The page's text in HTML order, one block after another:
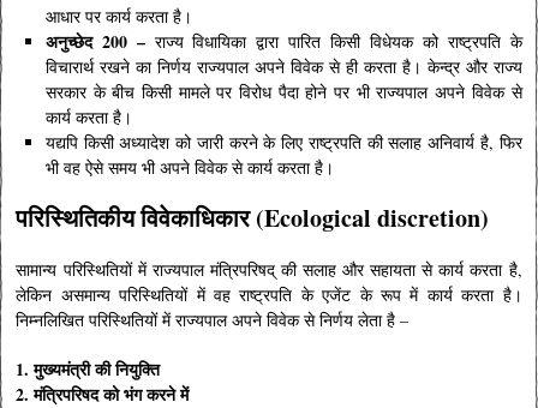
आधार पर कार्य करता है।
अनुच्छेद 200 –राज्य विधायिका द्वारा पारित किसी विधेयक को राष्ट्रपति के
विचारार्थ रखने का निर्णय राज्यपाल अपने विवेक से ही करता है। केन्द्र और राज्य
सरकार के बीच किसी मामले पर विरोध पैदा होने पर भी राज्यपाल अपने विवेक से
कार्य करता है।
यद्यपि किसी अध्यादेश को जारी करने के लिए राष्ट्रपति की सलाह अनिवार्य है, फिर
भी वह ऐसे समय भी अपने विवेक से कार्य करता है।
परिस्थितिकीय विवेकाधिकार (Ecological discretion)
सामान्य परिस्थितियों में राज्यपाल मंत्रिपरिषद् की सलाह और सहायता से कार्य करता है,
लेकिन असमान्य परिस्थितियों में वह राष्ट्रपति के एजेंट के रूप में कार्य करता है।
निम्नलिखित परिस्थितियों में राज्यपाल अपने विवेक से निर्णय लेता है –
1. मुख्यमंत्री की नियुक्ति
2. मंत्रिपरिषद को भंग करने में